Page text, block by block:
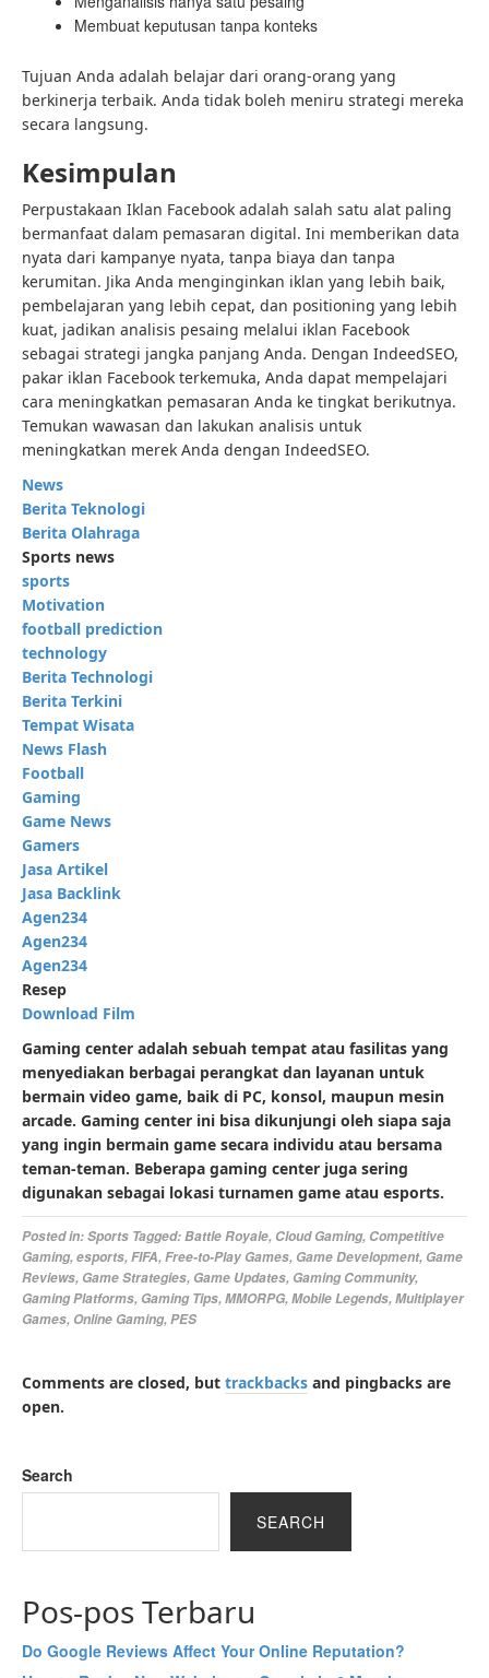
Membuat keputusan tanpa konteks
Tujuan Anda adalah belajar dari orang-orang yang
berkinerja terbaik. Anda tidak boleh meniru strategi mereka
secara langsung.
Kesimpulan
Perpustakaan Iklan Facebook adalah salah satu alat paling
bermanfaat dalam pemasaran digital. Ini memberikan data
nyata dari kampanye nyata, tanpa biaya dan tanpa
kerumitan. Jika Anda menginginkan iklan yang lebih baik,
pembelajaran yang lebih cepat, dan positioning yang lebih
kuat, jadikan analisis pesaing melalui iklan Facebook
sebagai strategi jangka panjang Anda. Dengan IndeedSEO,
pakar iklan Facebook terkemuka, Anda dapat mempelajari
cara meningkatkan pemasaran Anda ke tingkat berikutnya.
Temukan wawasan dan lakukan analisis untuk
meningkatkan merek Anda dengan IndeedSEO.
News
Berita Teknologi
Berita Olahraga
Sports news
sports
Motivation
football prediction
technology
Berita Technologi
Berita Terkini
Tempat Wisata
News Flash
Football
Gaming
Game News
Gamers
Jasa Artikel
Jasa Backlink
Agen234
Agen234
Agen234
Resep
Download Film
Gaming center adalah sebuah tempat atau fasilitas yang
menyediakan berbagai perangkat dan layanan untuk
bermain video game, baik di PC, konsol, maupun mesin
arcade. Gaming center ini bisa dikunjungi oleh siapa saja
yang ingin bermain game secara individu atau bersama
teman-teman. Beberapa gaming center juga sering
digunakan sebagai lokasi turnamen game atau esports.
Posted in:Sports Tagged:Battle Royale, Cloud Gaming, Competitive
Gaming,esports,FIFA,Free-to-Play Games, Game Development, Game
Reviews, Game Strategies, Game Updates, Gaming Community,
Gaming Platforms, Gaming Tips,MMORPG,Mobile Legends,Multiplayer
Games, Online Gaming,PES
Comments are closed, but trackbacks and pingbacks are
open.
Search
SEARCH
Pos-pos Terbaru
Do Google Reviews Affect Your Online Reputation?